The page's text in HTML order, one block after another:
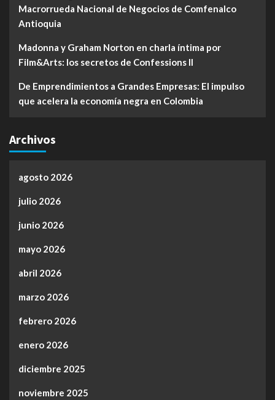
Macrorrueda Nacional de Negocios de Comfenalco
Antioquia
Madonna y Graham Norton en charla íntima por
Film&Arts: los secretos de Confessions II
De Emprendimientos a Grandes Empresas: El impulso
que acelera la economía negra en Colombia
Archivos
agosto 2026
julio 2026
junio 2026
mayo 2026
abril 2026
marzo 2026
febrero 2026
enero 2026
diciembre 2025
noviembre 2025